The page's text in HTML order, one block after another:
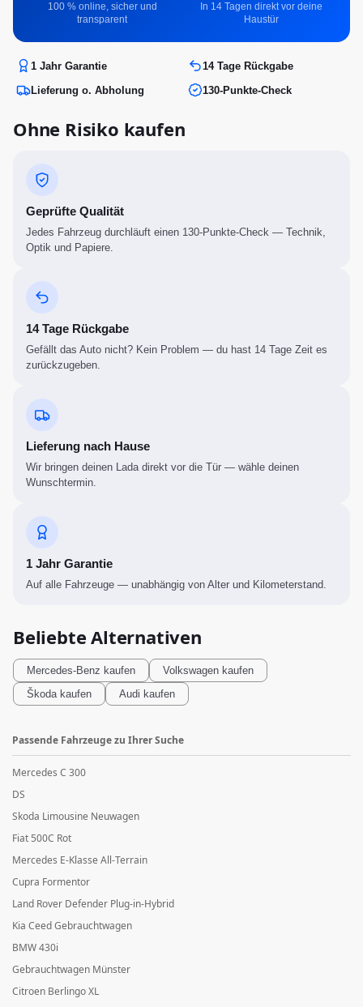
100 % online, sicher und
transparent
In 14 Tagen direkt vor deine
Haustür
1 Jahr Garantie
14 Tage Rückgabe
Lieferung o. Abholung
130-Punkte-Check
Ohne Risiko kaufen
Geprüfte Qualität
Jedes Fahrzeug durchläuft einen 130-Punkte-Check — Technik,
Optik und Papiere.
14 Tage Rückgabe
Gefällt das Auto nicht? Kein Problem — du hast 14 Tage Zeit es
zurückzugeben.
Lieferung nach Hause
Wir bringen deinen Lada direkt vor die Tür — wähle deinen
Wunschtermin.
1 Jahr Garantie
Auf alle Fahrzeuge — unabhängig von Alter und Kilometerstand.
Beliebte Alternativen
Mercedes-Benz kaufen Volkswagen kaufen
Škodakaufen Audi kaufen
Passende Fahrzeuge zu Ihrer Suche
Mercedes C 300
DS
Skoda Limousine Neuwagen
Fiat 500C Rot
Mercedes E-Klasse All-Terrain
Cupra Formentor
Land Rover Defender Plug-in-Hybrid
Kia Ceed Gebrauchtwagen
BMW 430i
Gebrauchtwagen Münster
Citroen Berlingo XL